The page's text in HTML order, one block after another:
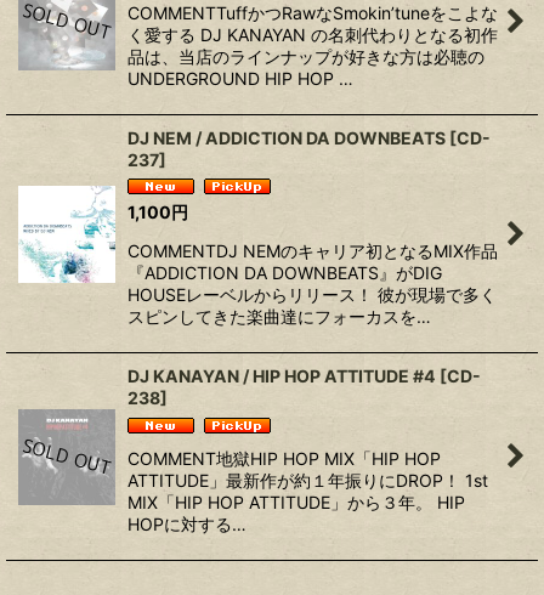
COMMENTTuffかつRawなSmokin’tuneをこよな
く愛する DJ KANAYAN の名刺代わりとなる初作
品は、当店のラインナップが好きな方は必聴の
UNDERGROUND HIP HOP …
DJ NEM / ADDICTION DA DOWNBEATS [CD-
237]
1,100円
COMMENTDJ NEMのキャリア初となるMIX作品
『ADDICTION DA DOWNBEATS』がDIG
HOUSEレーベルからリリース！ 彼が現場で多く
スピンしてきた楽曲達にフォーカスを…
DJ KANAYAN / HIP HOP ATTITUDE #4 [CD-
238]
COMMENT地獄HIP HOP MIX「HIP HOP
ATTITUDE」最新作が約１年振りにDROP！ 1st
MIX「HIP HOP ATTITUDE」から３年。 HIP
HOPに対する…